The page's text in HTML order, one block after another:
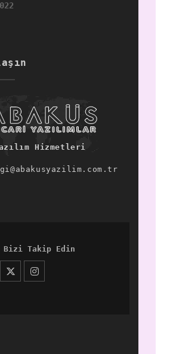
Hizmetleri
Bizi Takip Edin